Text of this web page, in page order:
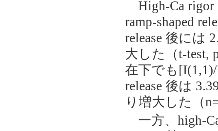
High-Ca rigor
ramp-shaped
release 後には
大した（t-test,
在下でも
release 後は
り増大した（
一方、high-